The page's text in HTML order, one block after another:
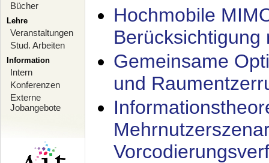
Bücher
Lehre
Veranstaltungen
Stud. Arbeiten
Information
Intern
Konferenzen
Externe
Jobangebote
Hochmobile
Berücksichtigung
Gemeinsame
und